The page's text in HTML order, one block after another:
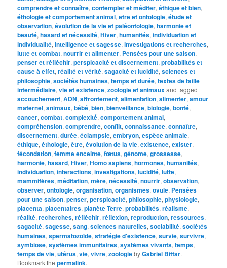
comprendre et connaître,contempler et méditer,éthique et bien,
éthologie et comportement animal,être et ontologie,étude et
observation,évolution de la vie et paléontologie,harmonie et
beauté,hasard et nécessité,Hiver,humanités,individuation et
individualité,intelligence et sagesse,investigations et recherches,
lutte et combat,nourrir et alimenter, Pensées pour une saison,
penser et réfléchir,perspicacité et discernement,probabilités et
cause à effet,réalité et vérité,sagacité et lucidité,sciences et
philosophie,sociétés humaines,temps et durée,textes de taille
intermédiaire,vie et existence,zoologie et animauxand tagged
accouchement,ADN,affrontement,alimentation,alimenter,amour
maternel,animaux,bébé,bien,bienveillance,biologie,bonté,
cancer,combat,complexité,comportement animal,
compréhension,comprendre,conflit,connaissance,connaître,
discernement,durée,éclampsie,embryon,espèce animale,
éthique,éthologie,être,évolution de la vie,existence,exister,
fécondation,femme enceinte,fœtus,génome,grossesse,
harmonie,hasard,Hiver,Homo sapiens,hormones,humanités,
individuation,interactions,investigations,lucidité,lutte,
mammifères,méditation,mère,nécessité,nourrir,observation,
observer,ontologie,organisation,organismes,ovule, Pensées
pour une saison,penser,perspicacité,philosophie,physiologie,
placenta,placentaires,planète Terre,probabilités,réalisme,
réalité,recherches,réfléchir,réflexion,reproduction,ressources,
sagacité,sagesse,sang,sciences naturelles,sociabilité,sociétés
humaines,spermatozoïde,stratégie d'existence,survie,survivre,
symbiose,systèmes immunitaires,systèmes vivants,temps,
temps de vie,utérus,vie,vivre,zoologiebyGabriel Bittar.
Bookmark thepermalink.